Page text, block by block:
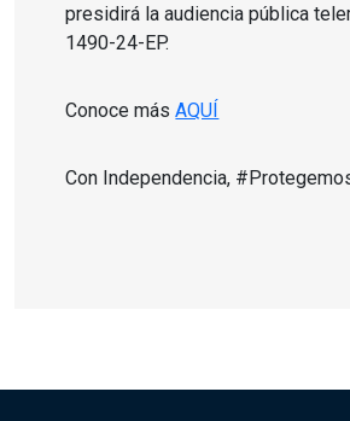
presidirá la audiencia pública
1490-24-EP.
Conoce másAQUÍ
Con Independencia,